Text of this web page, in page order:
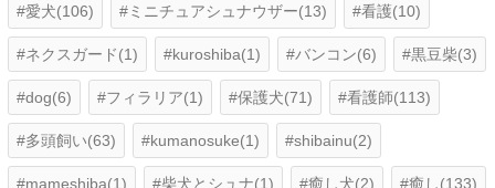
愛犬(106) ミニチュアシュナウザー(13) 看護(10)
ネクスガード(1) kuroshiba(1) バンコン(6) 黒豆柴(3)
dog(6) フィラリア(1) 保護犬(71) 看護師(113)
多頭飼い(63) kumanosuke(1) shibainu(2)
mameshiba(1) 柴犬とシュナ(1) 癒し犬(2) 癒し(133)